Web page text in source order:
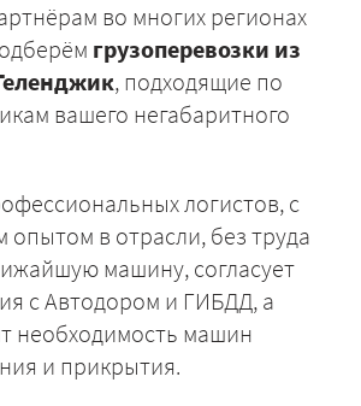
во многих регионах
грузоперевозки из
, подходящие по
вашего негабаритного
логистов, с
опытом в отрасли, без труда
машину, согласует
с Автодором и ГИБДД, а
необходимость машин
и прикрытия.